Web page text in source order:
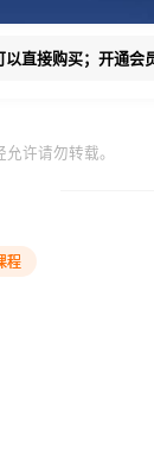
直接购买；开通会
许请勿转载。
程